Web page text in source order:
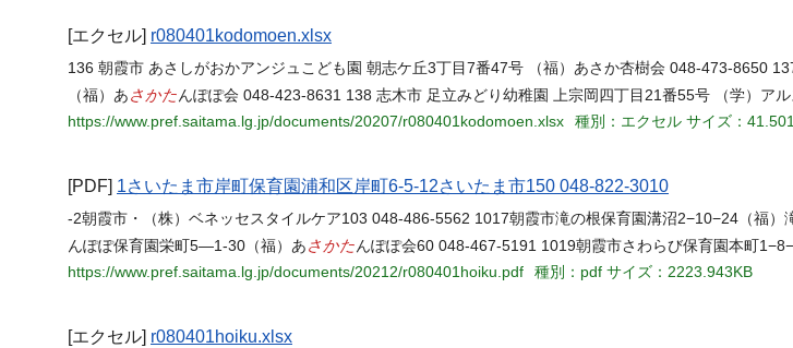
[エクセル] r080401kodomoen.xlsx
136 朝霞市 あさしがおかアンジュこども園 朝志ケ丘3丁目7番47号 （福）あさか杏樹会 048-473-8650
（福）あ さかたんぽぽ会 048-423-8631 138 志木市 足立みどり幼稚園 上宗岡四丁目21番55号 （学）ア
https://www.pref.saitama.lg.jp/documents/20207/r080401kodomoen.xlsx
種別：エクセル サイズ：
[PDF] 1さいたま市岸町保育園浦和区岸町6-5-12さいたま市150 048-822-3010
-2朝霞市・（株）ベネッセスタイルケア103 048-486-5562 1017朝霞市滝の根保育園溝沼2−10−24（福
んぽぽ保育園栄町5―1-30（福）あ さかたんぽぽ会60 048-467-5191 1019朝霞市さわらび保育園本町
https://www.pref.saitama.lg.jp/documents/20212/r080401hoiku.pdf
種別：pdf サイズ：2223.943KB
[エクセル] r080401hoiku.xlsx